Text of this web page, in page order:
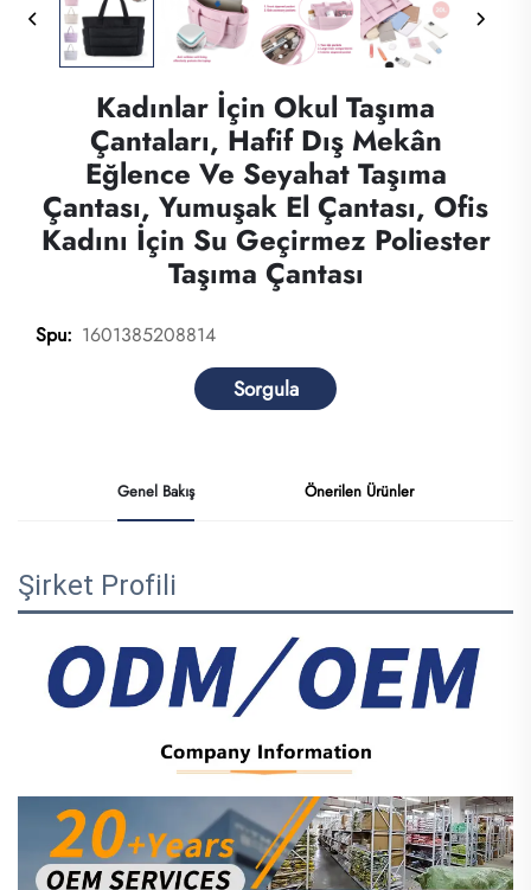
Kadınlar İçin Okul Taşıma
Çantaları, Hafif Dış Mekân
Eğlence Ve Seyahat Taşıma
Çantası, Yumuşak El Çantası, Ofis
Kadını İçin Su Geçirmez Poliester
Taşıma Çantası
Spu: 1601385208814
Sorgula
Genel Bakış Önerilen Ürünler
Şirket Profili